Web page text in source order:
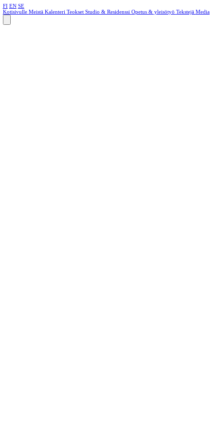
FI EN SE
Kotisivulle Meistä Kalenteri Teokset Studio & Residenssi Opetus & yleisötyö Tekstejä Media